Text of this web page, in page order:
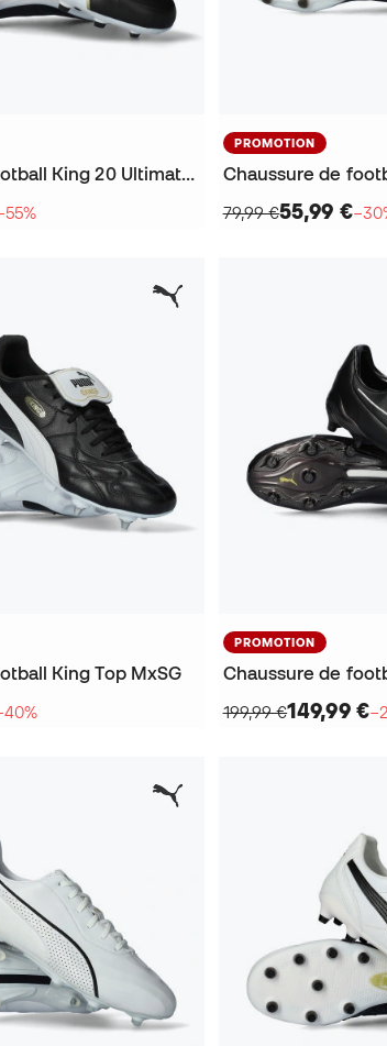
Chaussure de football King 20 Ultimate FG/AG
PROMOTION
79,99 €55,99 €
King Top MxSG
PROMOTION
199,99 €149,99 €